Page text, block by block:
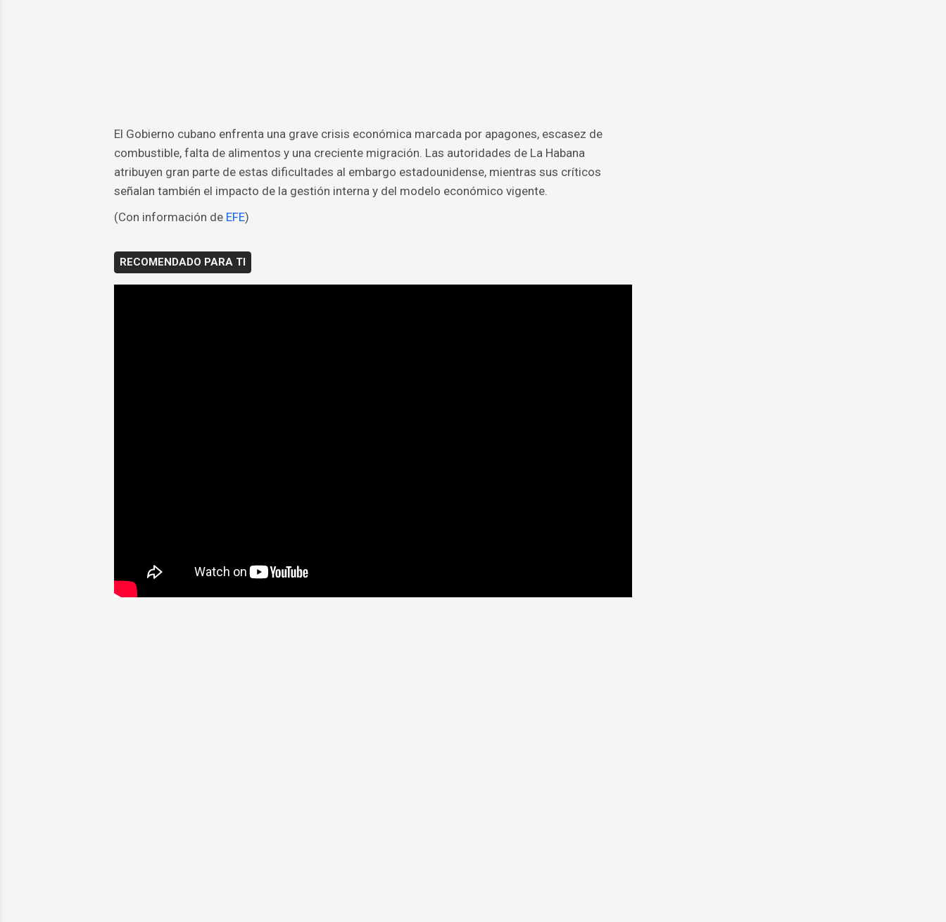
El Gobierno cubano enfrenta una grave crisis económica marcada por apagones, escasez de
combustible, falta de alimentos y una creciente migración. Las autoridades de La Habana
atribuyen gran parte de estas dificultades al embargo estadounidense, mientras sus críticos
señalan también el impacto de la gestión interna y del modelo económico vigente.
(Con información de EFE)
RECOMENDADO PARA TI